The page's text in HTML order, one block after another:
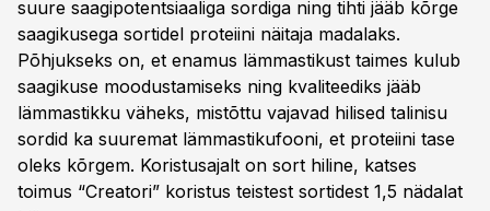
suure saagipotentsiaaliga sordiga ning tihti jääb kõrge
saagikusega sortidel proteiini näitaja madalaks.
Põhjukseks on, et enamus lämmastikust taimes kulub
saagikuse moodustamiseks ning kvaliteediks jääb
lämmastikku väheks, mistõttu vajavad hilised talinisu
sordid ka suuremat lämmastikufooni, et proteiini tase
oleks kõrgem. Koristusajalt on sort hiline, katses
toimus “Creatori” koristus teistest sortidest 1,5 nädalat